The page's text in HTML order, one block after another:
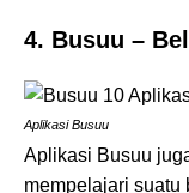
4. Busuu –
Aplikasi Busuu
Aplikasi Busuu
mempelajari suatu